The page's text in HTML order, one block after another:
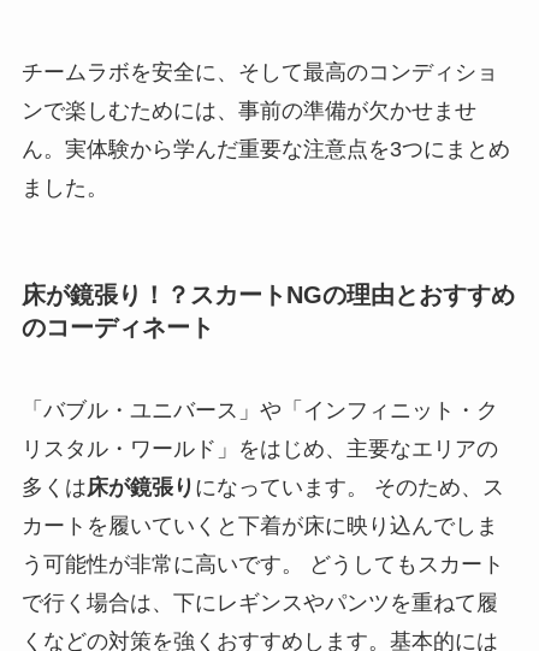
チームラボを安全に、そして最高のコンディショ
ンで楽しむためには、事前の準備が欠かせませ
ん。実体験から学んだ重要な注意点を3つにまとめ
ました。
床が鏡張り！？スカートNGの理由とおすすめ
のコーディネート
「バブル・ユニバース」や「インフィニット・ク
リスタル・ワールド」をはじめ、主要なエリアの
多くは床が鏡張り になっています。 そのため、ス
カートを履いていくと下着が床に映り込んでしま
う可能性が非常に高いです。 どうしてもスカート
で行く場合は、下にレギンスやパンツを重ねて履
くなどの対策を強くおすすめします。基本的には